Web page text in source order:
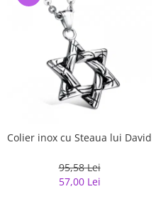
Colier inox cu Steaua lui David
95,58 Lei
57,00 Lei